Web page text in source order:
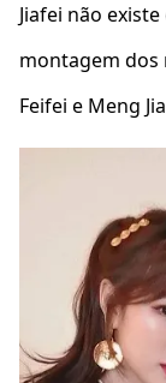
Jiafei não
montagem dos
Feifei e Meng